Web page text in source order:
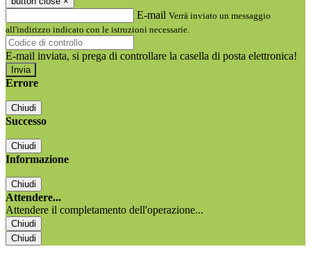
E-mail Verrà inviato un messaggio
all'indirizzo indicato con le istruzioni necessarie.
E-mail inviata, si prega di controllare la casella di posta elettronica!
Errore
Chiudi
Successo
Chiudi
Informazione
Chiudi
Attendere...
Attendere il completamento dell'operazione...
Chiudi
Chiudi